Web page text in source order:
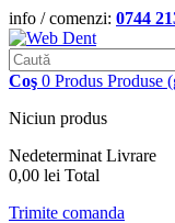
info / comenzi: 0744
Coş 0 Produs Produse
Niciun produs
Nedeterminat Livrare
0,00 lei Total
Trimite comanda